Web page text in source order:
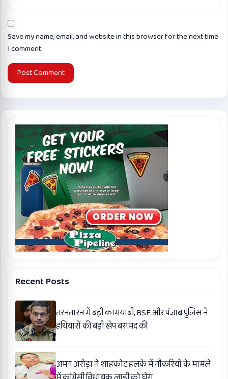
Save my name, email, and website in this browser for the next time
I comment.
Recent Posts
तरनतारन में बड़ी कामयाबी, BSF और पंजाब पुलिस ने
हथियारों की बड़ी खेप बरामद की
अमन अरोड़ा ने शाहकोट हलके में नौकरियों के मामले